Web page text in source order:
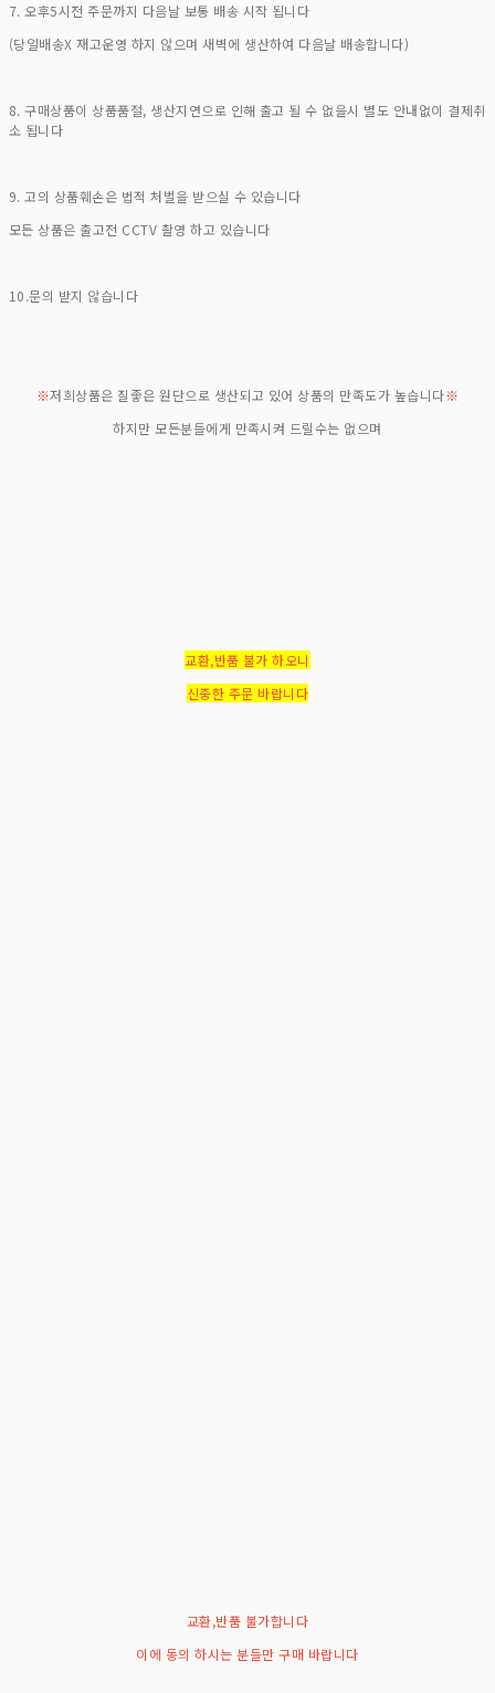
7. 오후5시전 주문까지 다음날 보통 배송 시작 됩니다
(당일배송X 재고운영 하지 않으며 새벽에 생산하여 다음날 배송합니다)
8. 구매상품이 상품품절, 생산지연으로 인해 출고 될 수 없을시 별도 안내없이 결제취
소 됩니다
9. 고의 상품훼손은 법적 처벌을 받으실 수 있습니다
모든 상품은 출고전 CCTV 촬영 하고 있습니다
10.문의 받지 않습니다
※저희상품은 질좋은 원단으로 생산되고 있어 상품의 만족도가 높습니다※
하지만 모든분들에게 만족시켜 드릴수는 없으며
교환,반품 불가 하오니
신중한 주문 바랍니다
교환,반품 불가합니다
이에 동의 하시는 분들만 구매 바랍니다